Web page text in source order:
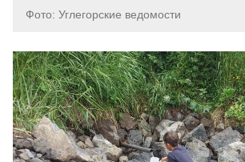
Фото: Углегорские ведомости